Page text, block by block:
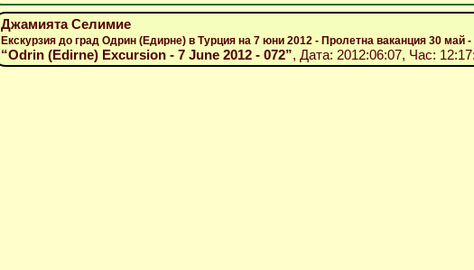
Джамията Селимие
Екскурзия до град Одрин (Едирне) в Турция на 7 юни 2012 - Пролетна ваканция 30 май
“Odrin (Edirne) Excursion - 7 June 2012 - 072”, Дата: 2012:06:07, Час: